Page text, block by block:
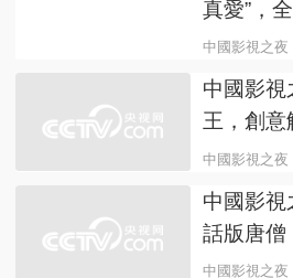
真愛”，
游》名場
中國影視之夜
中國影視
王，創意
盃
中國影視之夜
中國影視
話版唐僧